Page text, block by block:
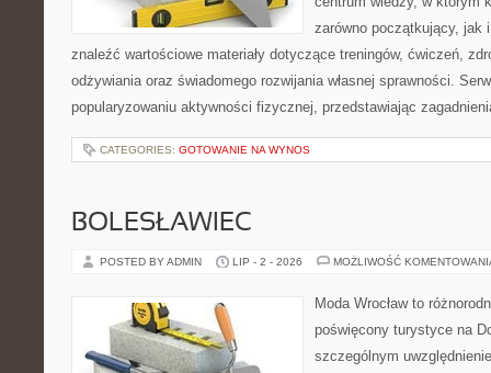
zarówno początkujący, jak
znaleźć wartościowe materiały dotyczące treningów, ćwiczeń,
odżywiania oraz świadomego rozwijania własnej sprawności.
popularyzowaniu aktywności fizycznej, przedstawiając
CATEGORIES: GOTOWANIE NA WYNOS
BOLESŁAWIEC
POSTED BY ADMIN LIP - 2 - 2026 MOŻLIWOŚĆ
Moda Wrocław to
poświęcony turystyce na
szczególnym